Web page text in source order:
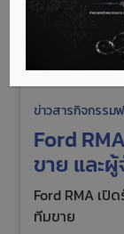
ข่าวสารกิจกรรม
Ford
ขาย และ
Ford RMA เปิ
ทีมขาย